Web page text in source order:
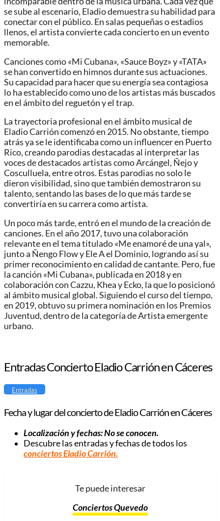
se sube al escenario, Eladio demuestra su habilidad para
conectar con el público. En salas pequeñas o estadios
llenos, el artista convierte cada concierto en un evento
memorable.
Canciones como «Mi Cubana», «Sauce Boyz» y «TATA»
se han convertido en himnos durante sus actuaciones.
Su capacidad para hacer que su energía sea contagiosa
lo ha establecido como uno de los artistas más buscados
en el ámbito del reguetón y el trap.
La trayectoria profesional en el ámbito musical de
Eladio Carrión comenzó en 2015. No obstante, tiempo
atrás ya se le identificaba como un influencer en Puerto
Rico, creando parodias destacadas al interpretar las
voces de destacados artistas como Arcángel, Ñejo y
Cosculluela, entre otros. Estas parodias no solo le
dieron visibilidad, sino que también demostraron su
talento, sentando las bases de lo que más tarde se
convertiría en su carrera como artista.
Un poco más tarde, entró en el mundo de la creación de
canciones. En el año 2017, tuvo una colaboración
relevante en el tema titulado «Me enamoré de una yal»,
junto a Ñengo Flow y Ele A el Dominio, logrando así su
primer reconocimiento en calidad de cantante. Pero, fue
la canción «Mi Cubana», publicada en 2018 y en
colaboración con Cazzu, Khea y Ecko, la que lo posicionó
al ámbito musical global. Siguiendo el curso del tiempo,
en 2019, obtuvo su primera nominación en los Premios
Juventud, dentro de la categoría de Artista emergente
urbano.
Entradas Concierto Eladio Carrión en Cáceres
Entradas
Fecha y lugar del concierto de Eladio Carrión en Cáceres
Localización y fechas: No se conocen.
Descubre las entradas y fechas de todos los
conciertos EladioCarrión.
Te puede interesar
Conciertos Quevedo